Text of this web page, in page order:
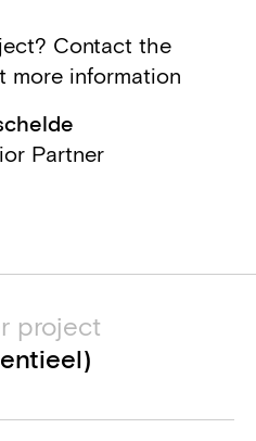
Adviseur EPB
De La Rosa
Contact the
more information
Partner
project